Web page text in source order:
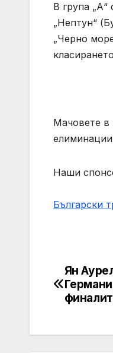
В група „А“
„Нептун“
„Черно
Мачовете в
Наши
Български
Post
Ян